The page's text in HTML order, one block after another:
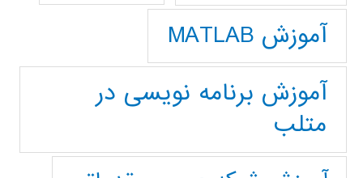
آموزش MATLAB
آموزش برنامه نویسی در
متلب